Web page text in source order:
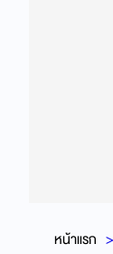
หน้าแรก